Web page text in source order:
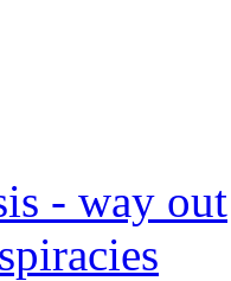
- way out